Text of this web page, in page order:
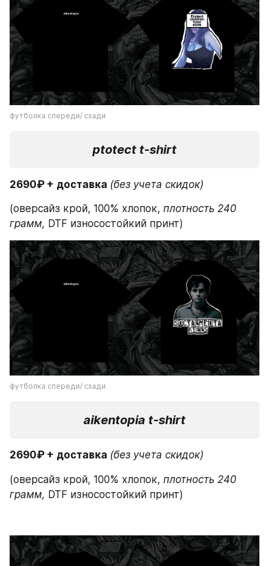
футболка спереди/ сзади
ptotect t-shirt
2690₽ + доставка (без учета скидок)
(оверсайз крой, 100% хлопок, плотность 240
грамм, DTF износостойкий принт)
футболка спереди/ сзади
aikentopia t-shirt
2690₽ + доставка (без учета скидок)
(оверсайз крой, 100% хлопок, плотность 240
грамм, DTF износостойкий принт)